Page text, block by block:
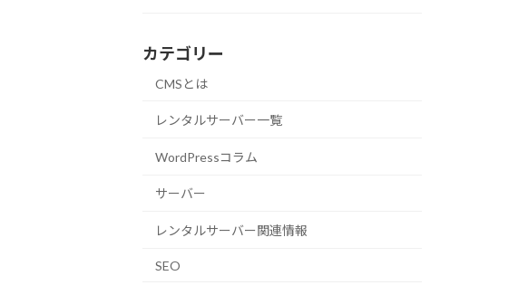
カテゴリー
CMSとは
レンタルサーバー一覧
WordPressコラム
サーバー
レンタルサーバー関連情報
SEO